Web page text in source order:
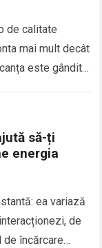
de calitate
mai mult decât
este gândită
să-ți
energia
ea variază
de
de încărcare